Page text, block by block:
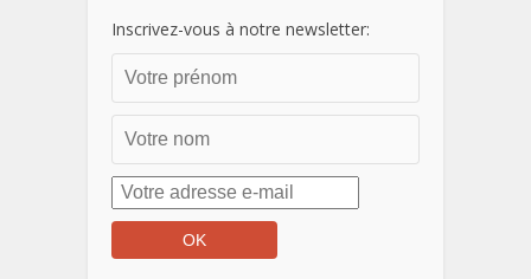
Inscrivez-vous à notre newsletter: